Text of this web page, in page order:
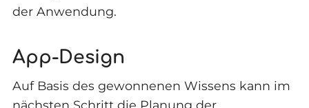
der Anwendung.
App-Design
Auf Basis des gewonnenen Wissens kann im
nächsten Schritt die Planung der